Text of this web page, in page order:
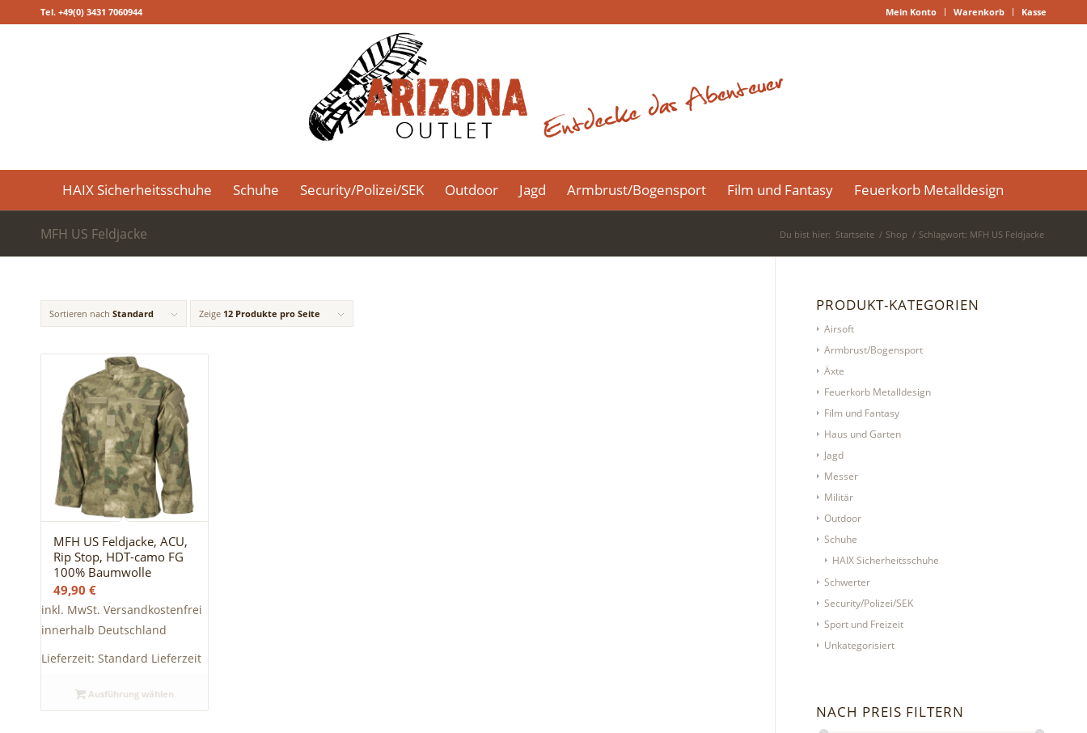
Mein Konto Warenkorb Kasse
Tel. +49(0) 3431 7060944
HAIX Sicherheitsschuhe Schuhe Security/Polizei/SEK Outdoor Jagd Armbrust/Bogensport Film und Fantasy Feuerkorb Metalldesign
MFH US Feldjacke Du bist hier: Startseite / Shop / Schlagwort: MFH US Feldjacke
Sortieren nach Standard Zeige 12 Produkte pro Seite
MFH US Feldjacke, ACU,
Rip Stop, HDT-camo FG
100% Baumwolle
49,90 €
inkl. MwSt. Versandkostenfrei
innerhalb Deutschland
Lieferzeit: Standard Lieferzeit
Ausführung wählen
PRODUKT-KATEGORIEN
Airsoft
Armbrust/Bogensport
Äxte
Feuerkorb Metalldesign
Film und Fantasy
Haus und Garten
Jagd
Messer
Militär
Outdoor
Schuhe
HAIX Sicherheitsschuhe
Schwerter
Security/Polizei/SEK
Sport und Freizeit
Unkategorisiert
NACH PREIS FILTERN